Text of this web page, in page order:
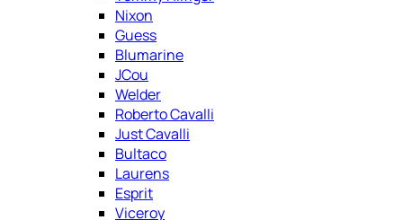
Nixon
Guess
Blumarine
JCou
Welder
Roberto Cavalli
Just Cavalli
Bultaco
Laurens
Esprit
Viceroy